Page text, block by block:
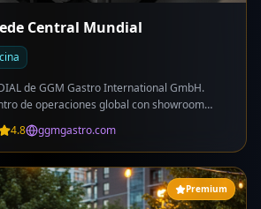
Central Mundial
de GGM Gastro International GmbH.
de operaciones global con showroom
productos en exposición. Facturación
4.8 ggmgastro.com
Premium